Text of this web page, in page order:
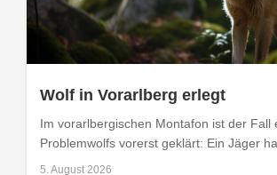
Wolf in Vorarlberg erlegt
Im vorarlbergischen Montafon ist der Fall
Problemwolfs vorerst geklärt: Ein Jäger
5. August 2026